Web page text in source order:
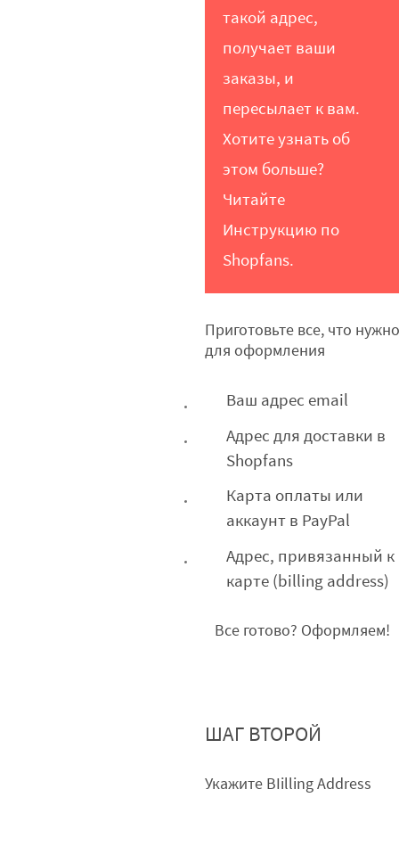
такой адрес,
получает ваши
заказы, и
пересылает к вам.
Хотите узнать об
этом больше?
Читайте
Инструкцию по
Shopfans.
Приготовьте все, что
для оформления
Ваш адрес email
Адрес для доставки в
Shopfans
Карта оплаты или
аккаунт в PayPal
Адрес, привязанный к
карте (billing address)
Все готово? Оформляем!
ШАГ ВТОРОЙ
Укажите BIilling Address